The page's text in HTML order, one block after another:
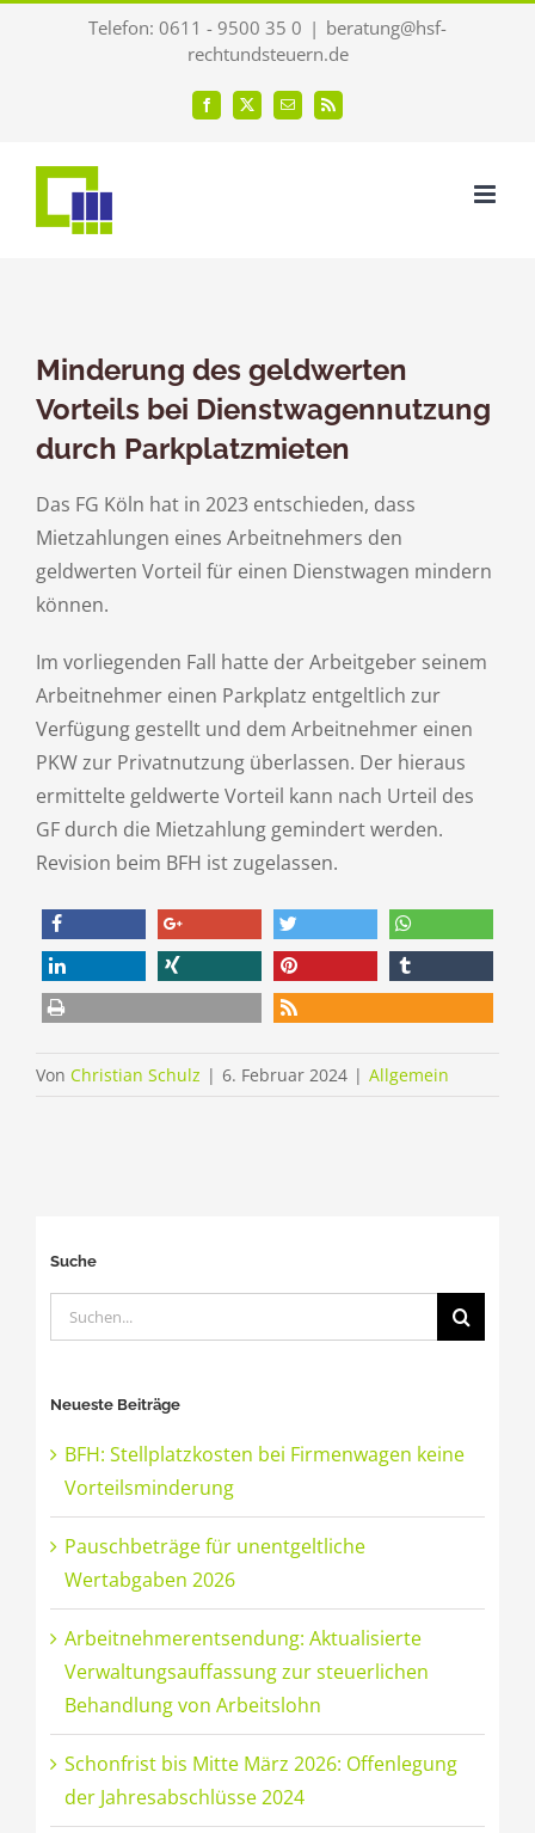
Telefon: 0611 - 9500 35 0 | beratung@hsf-
rechtundsteuern.de
Facebook
X
E-
Mail
Rss
Minderung des geldwerten
Vorteils bei Dienstwagennutzung
durch Parkplatzmieten
Das FG Köln hat in 2023 entschieden, dass
Mietzahlungen eines Arbeitnehmers den
geldwerten Vorteil für einen Dienstwagen mindern
können.
Im vorliegenden Fall hatte der Arbeitgeber seinem
Arbeitnehmer einen Parkplatz entgeltlich zur
Verfügung gestellt und dem Arbeitnehmer einen
PKW zur Privatnutzung überlassen. Der hieraus
ermittelte geldwerte Vorteil kann nach Urteil des
GF durch die Mietzahlung gemindert werden.
Revision beim BFH ist zugelassen.
Von Christian Schulz | 6. Februar 2024 | Allgemein
Suche
Suche
nach:
Neueste Beiträge
BFH: Stellplatzkosten bei Firmenwagen keine
Vorteilsminderung
Pauschbeträge für unentgeltliche
Wertabgaben 2026
Arbeitnehmerentsendung: Aktualisierte
Verwaltungsauffassung zur steuerlichen
Behandlung von Arbeitslohn
Schonfrist bis Mitte März 2026: Offenlegung
der Jahresabschlüsse 2024